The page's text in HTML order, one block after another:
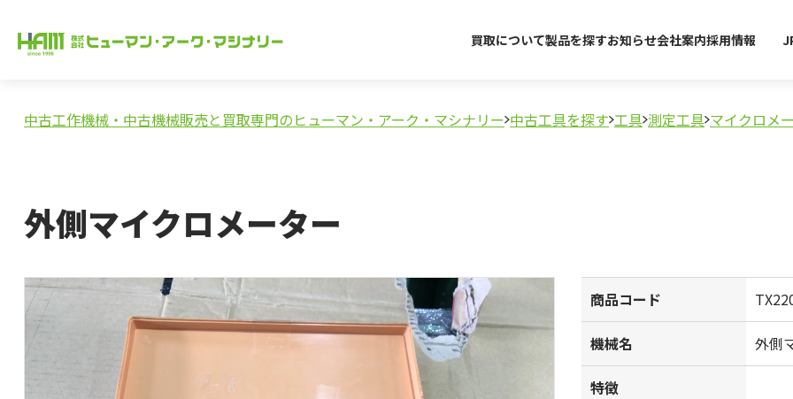
買取について製品を探すお知らせ会社案内採用情報
中古工作機械・中古機械販売と買取専門のヒューマン・アーク・マシナリー 中古工具を探す 工具 測定工具 マイクロメ
外側マイクロメーター
商品コード
機械名 外側
特徴